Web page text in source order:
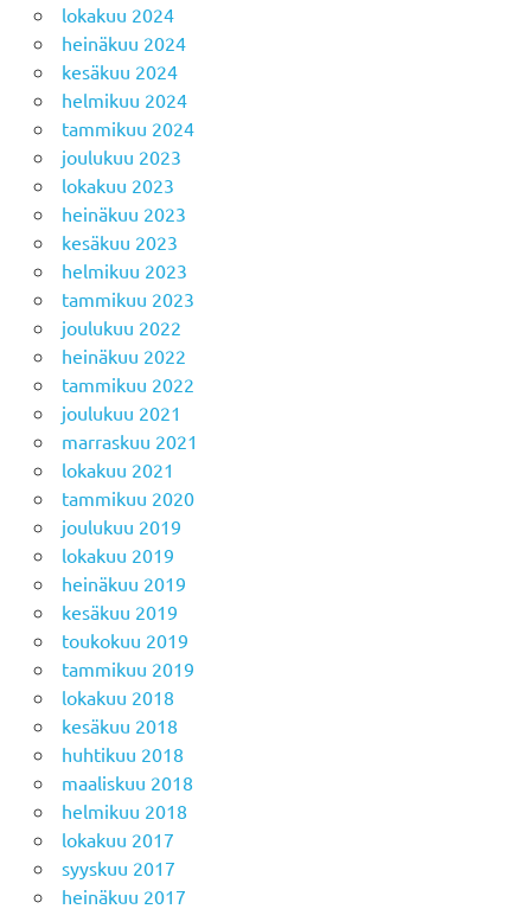
lokakuu 2024
heinäkuu 2024
kesäkuu 2024
helmikuu 2024
tammikuu 2024
joulukuu 2023
lokakuu 2023
heinäkuu 2023
kesäkuu 2023
helmikuu 2023
tammikuu 2023
joulukuu 2022
heinäkuu 2022
tammikuu 2022
joulukuu 2021
marraskuu 2021
lokakuu 2021
tammikuu 2020
joulukuu 2019
lokakuu 2019
heinäkuu 2019
kesäkuu 2019
toukokuu 2019
tammikuu 2019
lokakuu 2018
kesäkuu 2018
huhtikuu 2018
maaliskuu 2018
helmikuu 2018
lokakuu 2017
syyskuu 2017
heinäkuu 2017